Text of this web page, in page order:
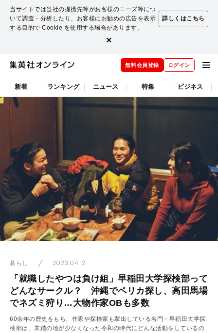
当サイトでは当社の提携先等がお客様のニーズ等につ
いて調査・分析したり、お客様にお勧めの広告を表示
する目的で Cookie を使用する場合があります。
詳しくはこちら
×
無料会員登録 ログイン
新着 ランキング ニュース 特集 ビジネス
暮らし 2023.04.12
「就職したやつは負け組」早稲田大学探検部って
どんなサークル？ 沖縄でペリカ探し、高田馬場
でネズミ狩り…大物作家OBも多数
60余年の歴史をもち、作家や探検家も輩出している名門・早稲田大学探
検部は、未踏の地が少なくなった令和の時代にどんな活動をしているの